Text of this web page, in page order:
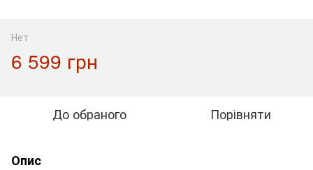
Нет
6 599 грн
До обраного Порівняти
Опис